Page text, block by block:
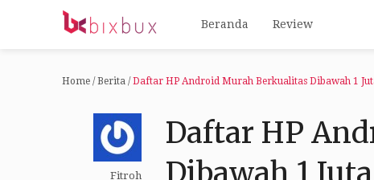
Beranda Review
Home /Berita /Daftar HP Android Murah Berkualitas Dibawah 1
Fitroh
Daftar HP